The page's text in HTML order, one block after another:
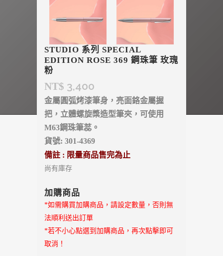
STUDIO 系列 SPECIAL
EDITION ROSE 369 鋼珠筆 玫瑰
粉
NT$ 3,400
金屬圓弧烤漆筆身，亮面鉻金屬握
把，立體螺旋槳造型筆夾，可使用
M63鋼珠筆蕊。
貨號: 301-4369
備註 : 限量商品售完為止
尚有庫存
加購商品
*如需購買加購商品，請設定數量，否則無
法順利送出訂單
*若不小心點選到加購商品，再次點擊即可
取消！